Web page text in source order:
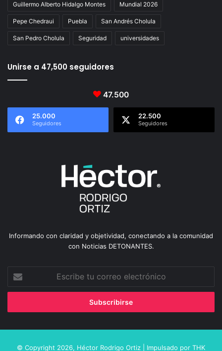
Guillermo Alberto Hidalgo Montes Mundial 2026
Pepe Chedraui Puebla San Andrés Cholula
San Pedro Cholula Seguridad universidades
Unirse a 47,500 seguidores
47.500
25.000
Seguidores
22.500
Seguidores
Informando con claridad y objetividad, conectando a la comunidad
con Noticias DETONANTES.
Escribe
tu
correo
© Copyright 2026, Héctor Rodrigo Ortiz | Impulsado por THK